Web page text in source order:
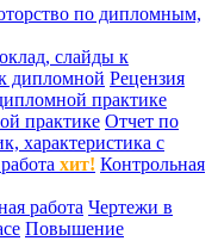
по дипломным,
слайды к
дипломной Рецензия
практике
практике Отчет по
характеристика с
хит! Контрольная
работа Чертежи в
Повышение